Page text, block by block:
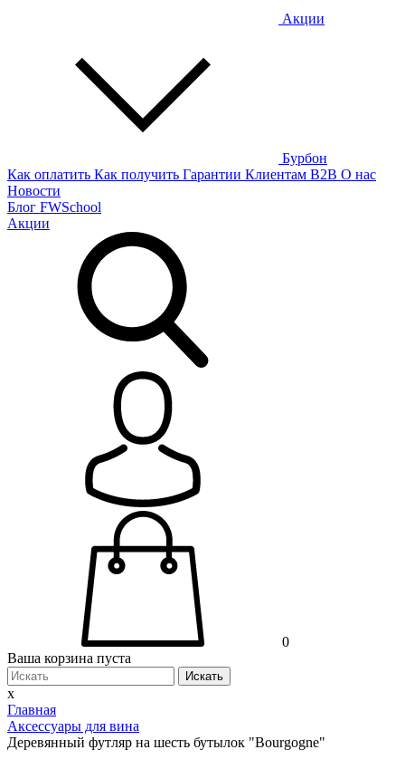
Акции
Бурбон
Как оплатить Как получить Гарантии Клиентам B2B О нас
Новости
Блог FWSchool
Акции
0
Ваша корзина пуста
Искать
x
Главная
Аксессуары для вина
Деревянный футляр на шесть бутылок "Bourgogne"